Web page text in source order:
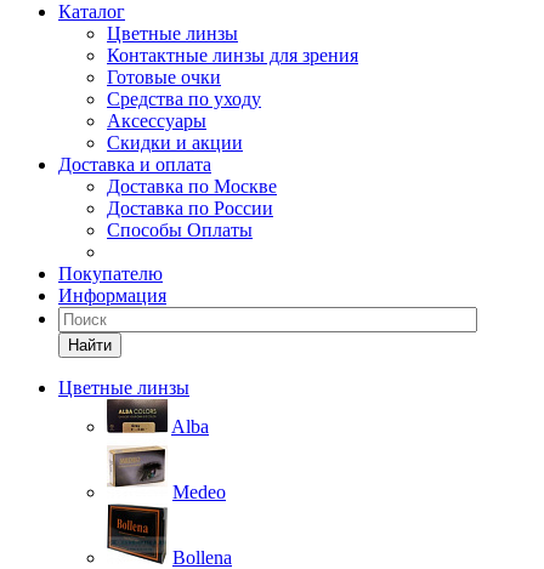
Каталог
Цветные линзы
Контактные линзы для зрения
Готовые очки
Средства по уходу
Аксессуары
Скидки и акции
Доставка и оплата
Доставка по Москве
Доставка по России
Способы Оплаты
Покупателю
Информация
Найти
Цветные линзы
Alba
Medeo
Bollena